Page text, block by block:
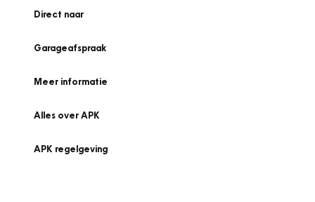
Direct naar
Garageafspraak
Meer informatie
Alles over APK
APK regelgeving